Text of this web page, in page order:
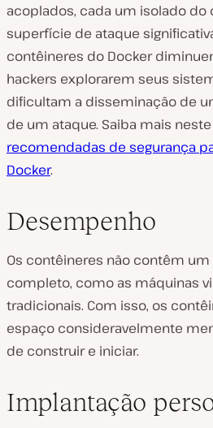
acoplados, cada um isolado do
superfície de ataque
contêineres do Docker
hackers explorarem seus
dificultam a disseminação de
de um ataque. Saiba mais neste
recomendadas de segurança
Docker.
Desempenho
Os contêineres não contêm
completo, como as máquinas
tradicionais. Com isso, os
espaço consideravelmente
de construir e iniciar.
Implantação